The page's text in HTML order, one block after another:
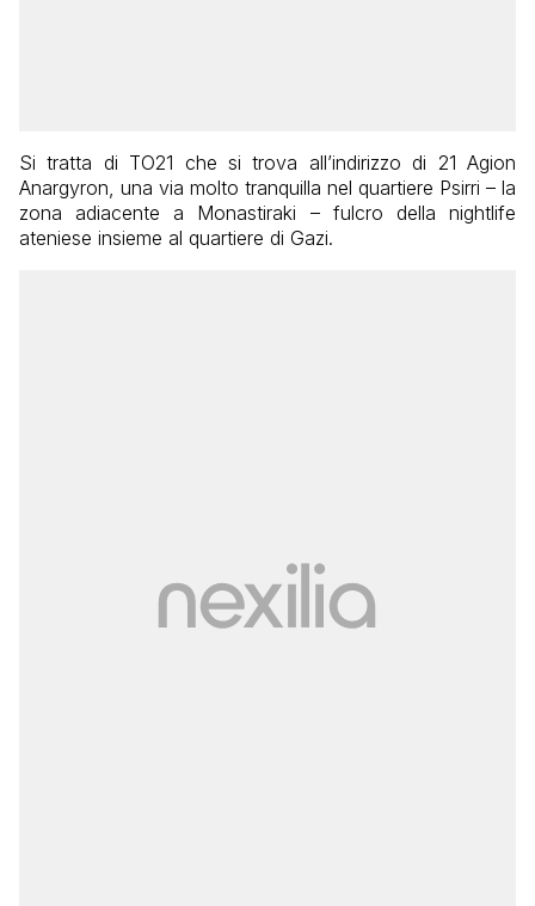
Si tratta di TO21 che si trova all’indirizzo di 21 Agion
Anargyron, una via molto tranquilla nel quartiere Psirri – la
zona adiacente a Monastiraki – fulcro della nightlife
ateniese insieme al quartiere di Gazi.